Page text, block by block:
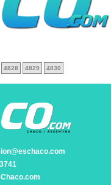
4828 4829 4830